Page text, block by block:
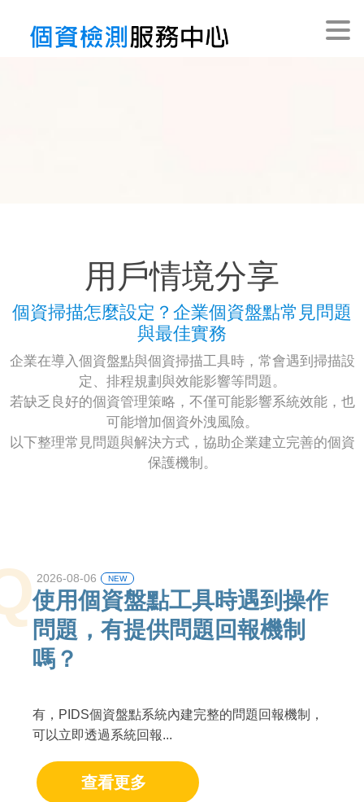
用戶情境分享
個資掃描怎麼設定？企業個資盤點常見問題
與最佳實務
企業在導入個資盤點與個資掃描工具時，常會遇到掃描設
定、排程規劃與效能影響等問題。
若缺乏良好的個資管理策略，不僅可能影響系統效能，也
可能增加個資外洩風險。
以下整理常見問題與解決方式，協助企業建立完善的個資
保護機制。
2026-08-06 NEW
使用個資盤點工具時遇到操作
問題，有提供問題回報機制
嗎？
有，PIDS個資盤點系統內建完整的問題回報機制，
可以立即透過系統回報...
查看更多